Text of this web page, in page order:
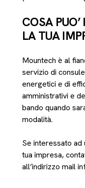
COSA
LA TUA
Mountech è al
servizio di
energetici e di
amministrativi e
bando quando
modalità.
Se interessato
tua impresa,
all’indirizzo mail